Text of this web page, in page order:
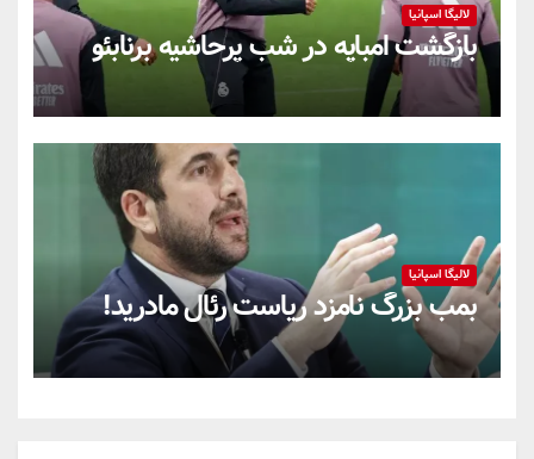
لالیگا اسپانیا
بازگشت امباپه در شب پرحاشیه برنابئو
لالیگا اسپانیا
بمب بزرگ نامزد ریاست رئال مادرید!